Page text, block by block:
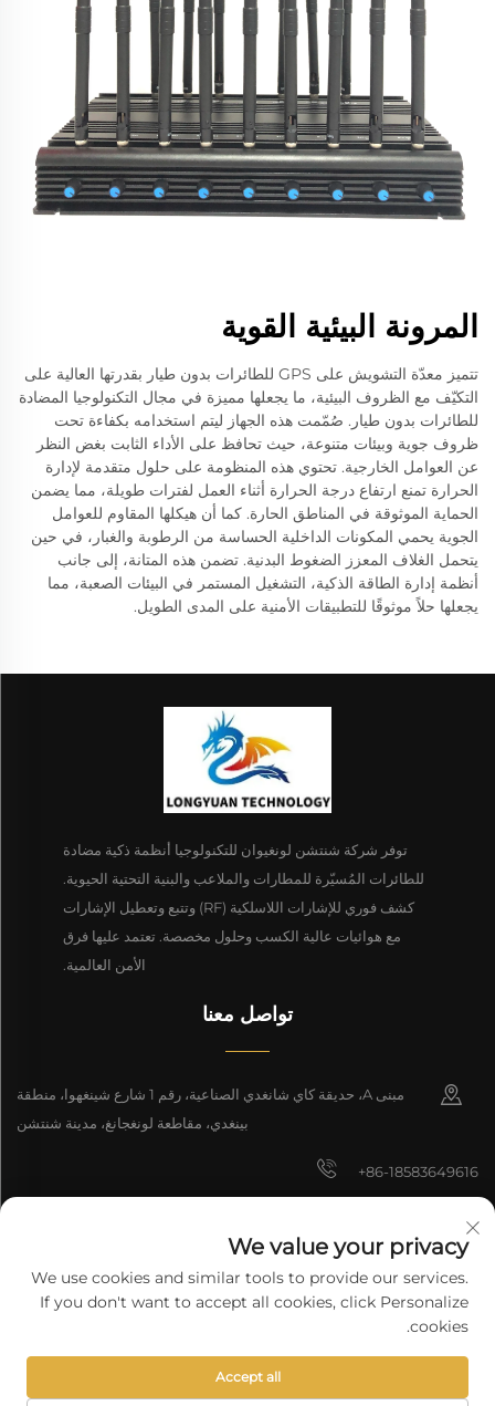
المرونة البيئية القوية
تتميز معدّة التشويش على GPS للطائرات بدون طيار بقدرتها العالية على
التكيّف مع الظروف البيئية، ما يجعلها مميزة في مجال التكنولوجيا المضادة
للطائرات بدون طيار. صُمّمت هذه الجهاز ليتم استخدامه بكفاءة تحت
ظروف جوية وبيئات متنوعة، حيث تحافظ على الأداء الثابت بغض النظر
عن العوامل الخارجية. تحتوي هذه المنظومة على حلول متقدمة لإدارة
الحرارة تمنع ارتفاع درجة الحرارة أثناء العمل لفترات طويلة، مما يضمن
الحماية الموثوقة في المناطق الحارة. كما أن هيكلها المقاوم للعوامل
الجوية يحمي المكونات الداخلية الحساسة من الرطوبة والغبار، في حين
يتحمل الغلاف المعزز الضغوط البدنية. تضمن هذه المتانة، إلى جانب
أنظمة إدارة الطاقة الذكية، التشغيل المستمر في البيئات الصعبة، مما
يجعلها حلاً موثوقًا للتطبيقات الأمنية على المدى الطويل.
توفر شركة شنتشن لونغيوان للتكنولوجيا أنظمة ذكية مضادة
للطائرات المُسيّرة للمطارات والملاعب والبنية التحتية الحيوية.
كشف فوري للإشارات اللاسلكية (RF) وتتبع وتعطيل الإشارات
مع هوائيات عالية الكسب وحلول مخصصة. تعتمد عليها فرق
الأمن العالمية.
تواصل معنا
مبنى A، حديقة كاي شانغدي الصناعية، رقم 1 شارع شينغهوا، منطقة
بينغدي، مقاطعة لونغجانغ، مدينة شنتشن
+86-18583649616
8618165761396
جميع الحقوق محفوظة © 2025 شركة شنتشن لونغيوان للتكنولوجيا المحدودة.
سياسة الخصوصية
We value your privacy
We use cookies and similar tools to provide our services.
If you don't want to accept all cookies, click Personalize
cookies.
Accept all